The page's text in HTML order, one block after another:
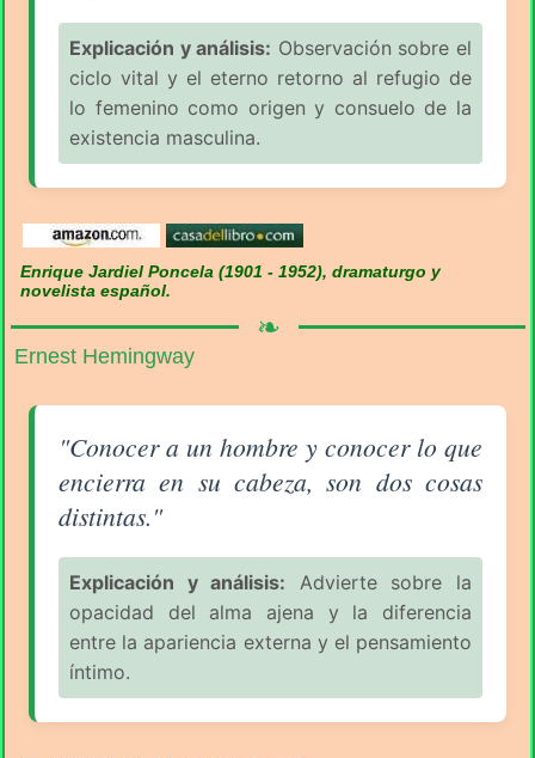
Explicación y análisis: Observación sobre el
ciclo vital y el eterno retorno al refugio de
lo femenino como origen y consuelo de la
existencia masculina.
Enrique Jardiel Poncela (1901 - 1952), dramaturgo y
novelista español.
❧
Ernest Hemingway
Aforismo sobre el Hombre (pág. 2/7) - Ernest
"Conocer a un hombre y conocer lo que
encierra en su cabeza, son dos cosas
distintas."
Explicación y análisis: Advierte sobre la
opacidad del alma ajena y la diferencia
entre la apariencia externa y el pensamiento
íntimo.